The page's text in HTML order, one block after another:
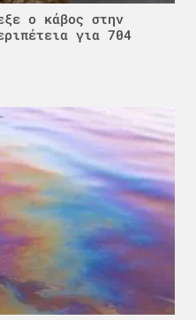
ο κάβος στην
για 704